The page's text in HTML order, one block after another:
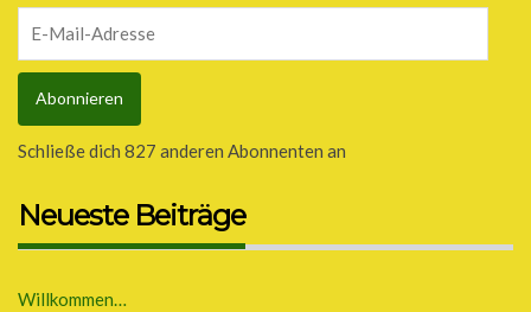
Mail-
Adresse
Abonnieren
Schließe dich 827 anderen Abonnenten an
Neueste Beiträge
Willkommen…